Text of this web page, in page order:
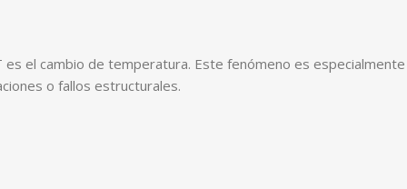
el cambio de temperatura. Este fenómeno es especialmente
o fallos estructurales.